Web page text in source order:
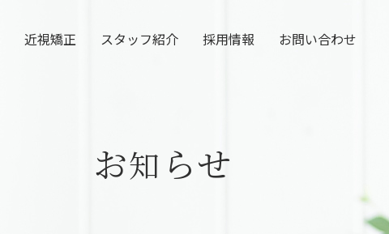
近視矯正 スタッフ紹介 採用情報 お問い合わせ
お知 らせ